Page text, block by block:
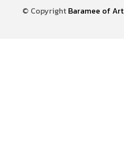
© Copyright Baramee of Art